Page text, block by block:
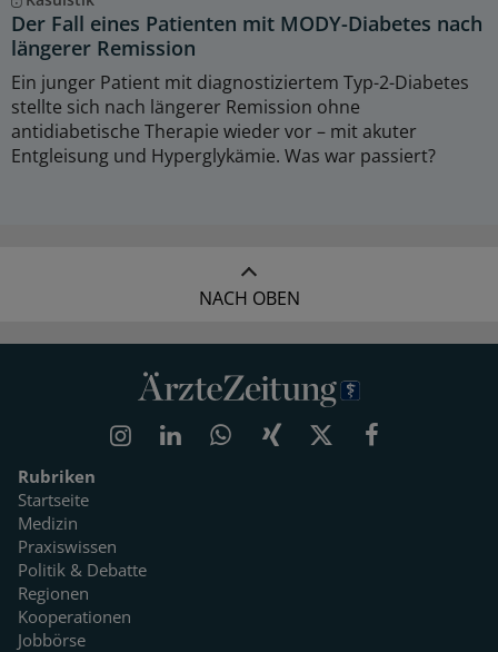
Der Fall eines Patienten mit MODY-Diabetes nach
längerer Remission
Ein junger Patient mit diagnostiziertem Typ-2-Diabetes
stellte sich nach längerer Remission ohne
antidiabetische Therapie wieder vor – mit akuter
Entgleisung und Hyperglykämie. Was war passiert?
NACH OBEN
Rubriken
Startseite
Medizin
Praxiswissen
Politik & Debatte
Regionen
Kooperationen
Jobbörse